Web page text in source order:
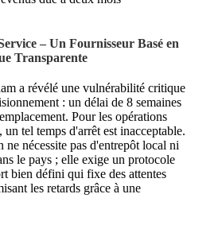
– Un Fournisseur Basé en
Transparente
a révélé une vulnérabilité critique
: un délai de 8 semaines
Pour les opérations
un tel temps d'arrêt est inacceptable.
ne nécessite pas d'entrepôt local ni
le pays ; elle exige un protocole
bien défini qui fixe des attentes
les retards grâce à une